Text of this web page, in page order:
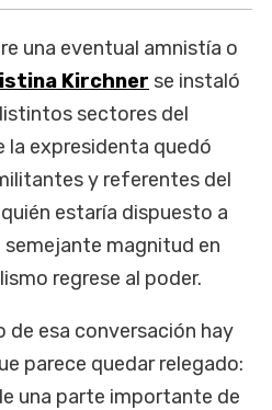
una eventual amnistía o
Kirchner se instaló
sectores del
la expresidenta quedó
y referentes del
estaría dispuesto a
magnitud en
regrese al poder.
de esa conversación hay
parece quedar relegado:
una parte importante de